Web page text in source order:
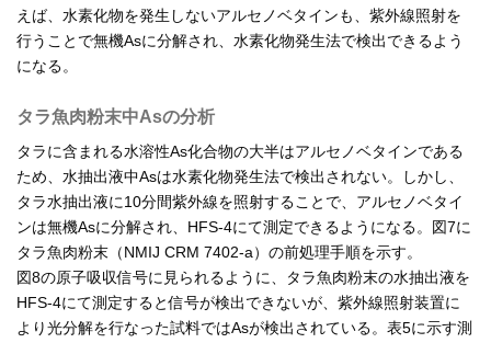
えば、水素化物を発生しないアルセノベタインも、紫外線照射を
行うことで無機Asに分解され、水素化物発生法で検出できるよう
になる。
タラ魚肉粉末中Asの分析
タラに含まれる水溶性As化合物の大半はアルセノベタインである
ため、水抽出液中Asは水素化物発生法で検出されない。しかし、
タラ水抽出液に10分間紫外線を照射することで、アルセノベタイ
ンは無機Asに分解され、HFS-4にて測定できるようになる。図7に
タラ魚肉粉末（NMIJ CRM 7402-a）の前処理手順を示す。
図8の原子吸収信号に見られるように、タラ魚肉粉末の水抽出液を
HFS-4にて測定すると信号が検出できないが、紫外線照射装置に
より光分解を行なった試料ではAsが検出されている。表5に示す測